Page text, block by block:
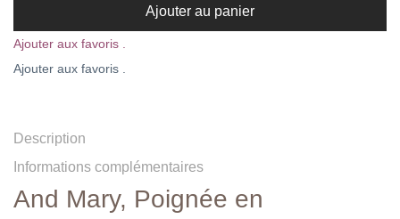
Ajouter au panier
Ajouter aux favoris .
Ajouter aux favoris .
Description
Informations complémentaires
And Mary, Poignée en